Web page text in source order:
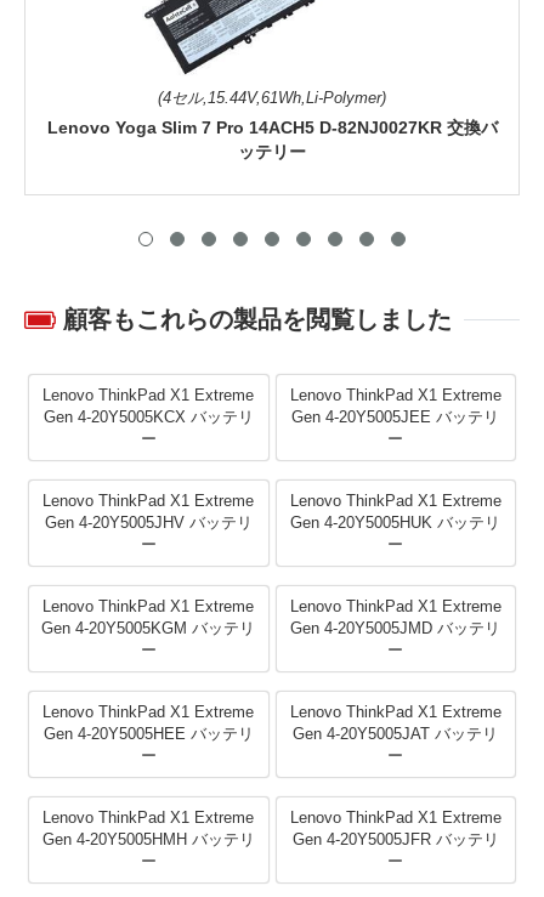
(4セル,15.44V,61Wh,Li-Polymer)
Lenovo Yoga Slim 7 Pro 14ACH5 D-82NJ0027KR 交換バ
ッテリー
顧客もこれらの製品を閲覧しました
Lenovo ThinkPad X1 Extreme
Gen 4-20Y5005KCX バッテリ
ー
Lenovo ThinkPad X1 Extreme
Gen 4-20Y5005JEE バッテリ
ー
Lenovo ThinkPad X1 Extreme
Gen 4-20Y5005JHV バッテリ
ー
Lenovo ThinkPad X1 Extreme
Gen 4-20Y5005HUK バッテリ
ー
Lenovo ThinkPad X1 Extreme
Gen 4-20Y5005KGM バッテリ
ー
Lenovo ThinkPad X1 Extreme
Gen 4-20Y5005JMD バッテリ
ー
Lenovo ThinkPad X1 Extreme
Gen 4-20Y5005HEE バッテリ
ー
Lenovo ThinkPad X1 Extreme
Gen 4-20Y5005JAT バッテリ
ー
Lenovo ThinkPad X1 Extreme
Gen 4-20Y5005HMH バッテリ
ー
Lenovo ThinkPad X1 Extreme
Gen 4-20Y5005JFR バッテリ
ー